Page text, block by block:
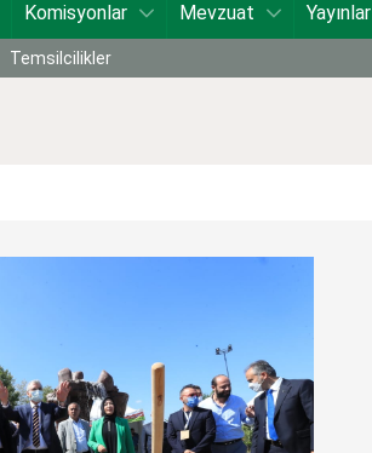
Komisyonlar Mevzuat Yayınlar
Temsilcilikler